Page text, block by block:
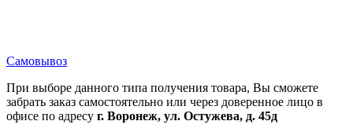
Самовывоз
При выборе данного типа получения товара, Вы сможете
забрать заказ самостоятельно или через доверенное лицо в
офисе по адресу г. Воронеж, ул. Остужева, д. 45д